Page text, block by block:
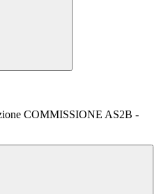
COMMISSIONE AS2B -